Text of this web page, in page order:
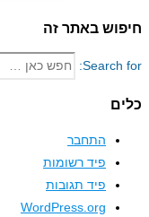
באתר זה
התחבר
פיד רשומות
פיד תגובות
WordPress.org